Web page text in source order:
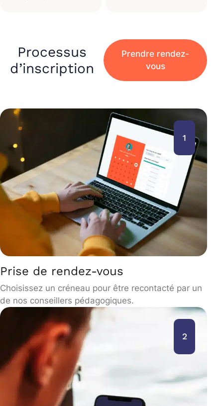
Processus
d’inscription
Prendre rendez-
vous
1
Prise de rendez-vous
Choisissez un créneau pour être recontacté par un
de nos conseillers pédagogiques.
2